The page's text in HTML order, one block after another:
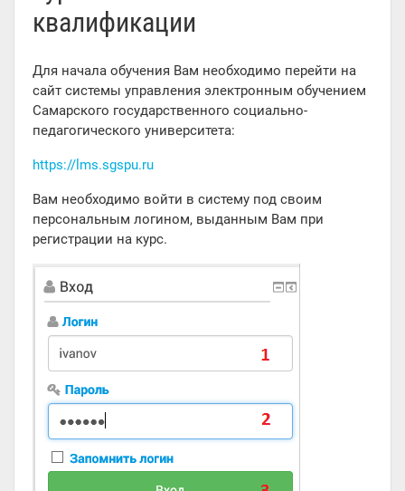
квалификации
Для начала обучения Вам необходимо перейти на
сайт системы управления электронным обучением
Самарского государственного социально-
педагогического университета:
https://lms.sgspu.ru
Вам необходимо войти в систему под своим
персональным логином, выданным Вам при
регистрации на курс.